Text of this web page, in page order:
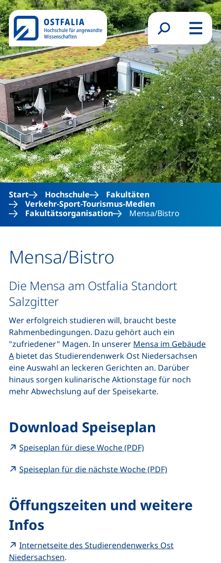
Direkt zum Inhalt
Suchformular
Menü
Start Hochschule
Fakultäten
Verkehr-Sport-Tourismus-Medien
Fakultätsorganisation
Mensa/Bistro
Mensa/Bistro
Die Mensa am Ostfalia Standort
Salzgitter
Wer erfolgreich studieren will, braucht beste
Rahmenbedingungen. Dazu gehört auch ein
"zufriedener" Magen. In unserer Mensa im Gebäude
A bietet das Studierendenwerk Ost Niedersachsen
eine Auswahl an leckeren Gerichten an. Darüber
hinaus sorgen kulinarische Aktionstage für noch
mehr Abwechslung auf der Speisekarte.
Download Speiseplan
Speiseplan für diese Woche (PDF)(externer Link,
Speiseplan für die nächste Woche (PDF)(externer
Öffungszeiten und weitere
Infos
Internetseite des Studierendenwerks Ost
Niedersachsen(externer Link, öffnet neues Fenster)
.